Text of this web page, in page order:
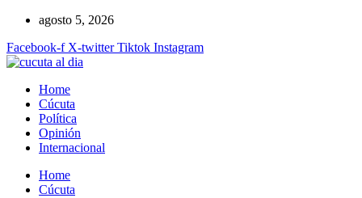
contenido
agosto 5, 2026
Facebook-f X-twitter Tiktok Instagram
Home
Cúcuta
Política
Opinión
Internacional
Home
Cúcuta